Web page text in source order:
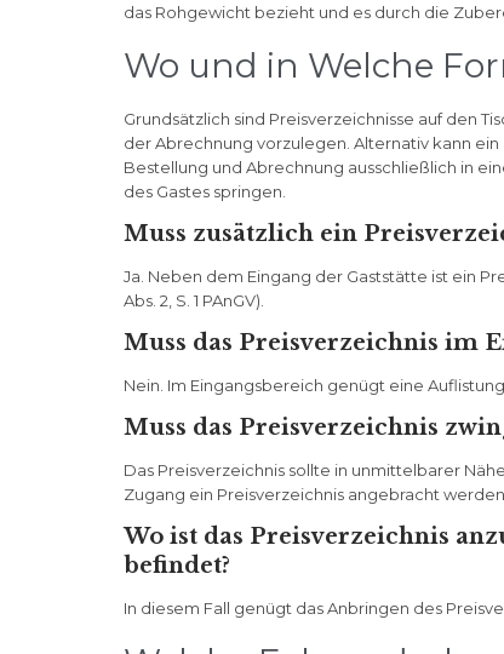
das Rohgewicht bezieht und es durch die
Wo und in Welche
Grundsätzlich sind Preisverzeichnisse auf den
der Abrechnung vorzulegen. Alternativ kann
Bestellung und Abrechnung ausschließlich in
des Gastes springen.
Muss zusätzlich ein
Ja. Neben dem Eingang der Gaststätte ist ein
Abs. 2, S. 1 PAnGV).
Muss das Preisverzeichnis im
Nein. Im Eingangsbereich genügt eine
Muss das Preisverzeichnis
Das Preisverzeichnis sollte in unmittelbarer
Zugang ein Preisverzeichnis angebracht
Wo ist das Preisverzeichnis
befindet?
In diesem Fall genügt das Anbringen des